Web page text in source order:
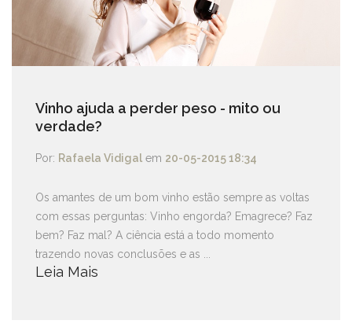
Vinho ajuda a perder peso - mito ou
verdade?
Por: Rafaela Vidigal em 20-05-2015 18:34
Os amantes de um bom vinho estão sempre as voltas
com essas perguntas: Vinho engorda? Emagrece? Faz
bem? Faz mal? A ciência está a todo momento
trazendo novas conclusões e as ...
Leia Mais